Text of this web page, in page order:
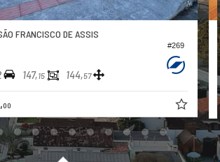
#269
FRANCISCO DE ASSIS
147,15 144,57
00